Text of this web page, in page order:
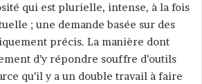
qui est plurielle, intense, à la fois
; une demande basée sur des
précis. La manière dont
d’y répondre souffre d’outils
qu’il y a un double travail à faire